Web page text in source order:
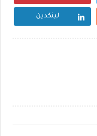
لينكدين